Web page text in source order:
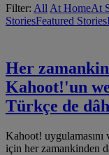
Filter: All At HomeAt
StoriesFeatured Stories
Her
Kahoot!'un
Türkçe de
Kahoot!
için her zamankinden